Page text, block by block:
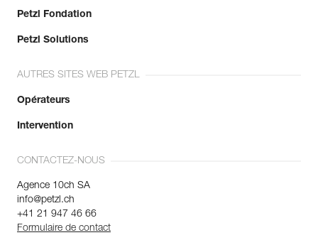
Petzl Fondation
Petzl Solutions
AUTRES SITES WEB PETZL
Opérateurs
Intervention
CONTACTEZ-NOUS
Agence 10ch SA
info@petzl.ch
+41 21 947 46 66
Formulaire de contact